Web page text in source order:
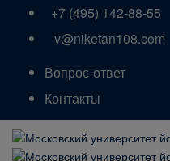
+7 (495) 142-88-55
v@niketan108.com
Вопрос-ответ
Контакты